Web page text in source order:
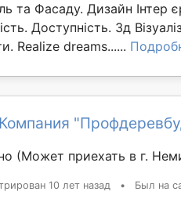
та Фасаду. Дизайн Інтер
Доступність. 3д
Realize dreams......
Компания
(Может приехать в г.
10 лет назад • Был на